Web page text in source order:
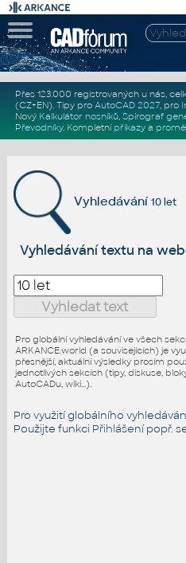
Přes 123.000 registrovaných u nás,
(CZ+EN). Tipy pro AutoCAD 2027, pro
Nový Kalkulátor nosníků, Spirograf
Převodníky. Kompletní příkazya
Vyhledávání 10 let
Vyhledávání textu na
Pro globální vyhledávání ve všech
ARKANCE.world (a souvisejících) je
přesnější, aktuální výsledky prosím
jednotlivých sekcích (tipy, diskuse,
AutoCADu, wiki...).
Pro využití globálního
Použijte funkci Přihlášenípopř.